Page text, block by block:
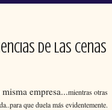
de las cenas
empresa...mientras otras
que duela más evidentemente.